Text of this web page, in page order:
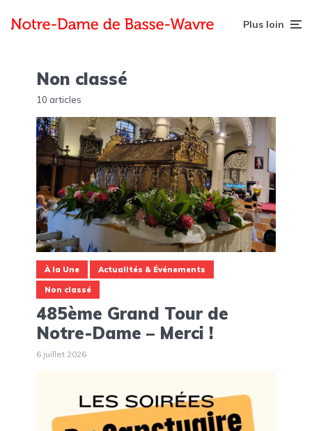
Plus loin
Non classé
10 articles
À la Une Actualités & Événements
Non classé
485ème Grand Tour de
Notre-Dame – Merci !
6 juillet 2026